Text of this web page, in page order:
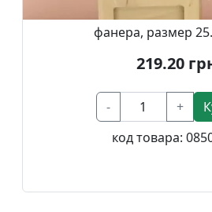
фанера, размер
219.20
- +
код товара: